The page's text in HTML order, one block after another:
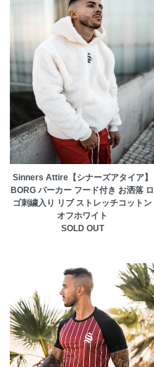
Sinners Attire【シナーズアタイア】
BORG パーカー フード付き お洒落 ロ
ゴ刺繍入り リブ ストレッチコットン
オフホワイト
SOLD OUT